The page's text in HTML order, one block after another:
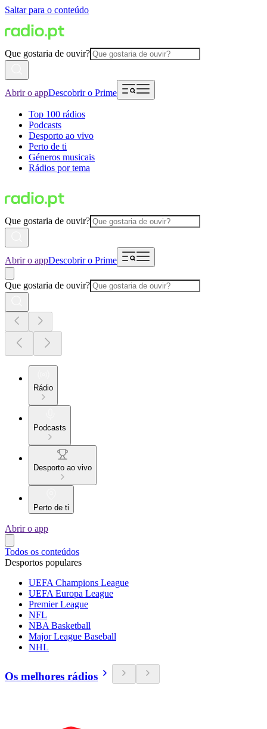
Saltar para o conteúdo
Que gostaria de ouvir?
Abrir o appDescobrir o Prime
Top 100 rádios
Podcasts
Desporto ao vivo
Perto de ti
Géneros musicais
Rádios por tema
Que gostaria de ouvir?
Abrir o appDescobrir o Prime
Que gostaria de ouvir?
Rádio
Podcasts
Desporto ao vivo
Perto de ti
Abrir o app
Todos os conteúdos
Desportos populares
UEFA Champions League
UEFA Europa League
Premier League
NFL
NBA Basketball
Major League Baseball
NHL
Os melhores rádios